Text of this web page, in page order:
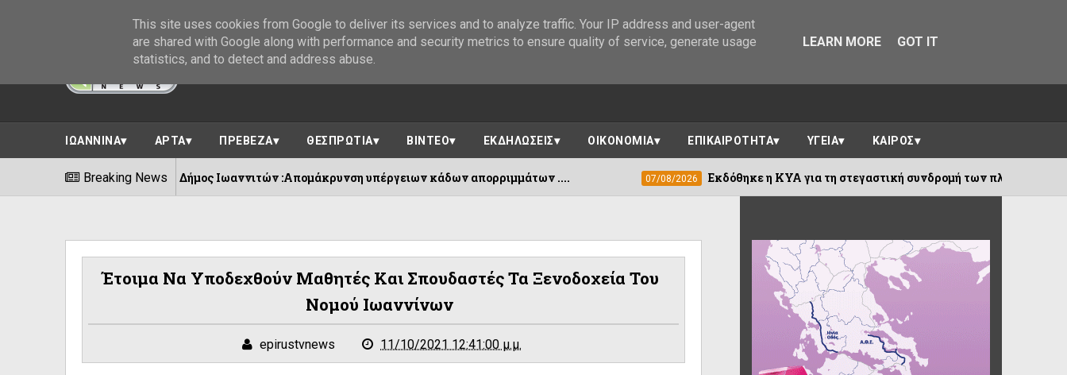
ΙΩΑΝΝΙΝΑ ΑΡΤΑ ΠΡΕΒΕΖΑ ΘΕΣΠΡΩΤΙΑ ΒΙΝΤΕΟ ΕΚΔΗΛΩΣΕΙΣ ΟΙΚΟΝΟΜΙΑ ΕΠΙΚΑΙΡΟΤΗΤΑ ΥΓΕΙΑ ΚΑΙΡΟΣ
Breaking News
07/08/2026 Δήμος Ιωαννιτών :Απομάκρυνση υπέργειων κάδων απορριμμάτων .... 07/08/2026 Εκδόθηκε η ΚΥΑ για τη στεγαστική συνδρομή των πληγέντων από τον σεισμό
Έτοιμα Να Υποδεχθούν Μαθητές Και Σπουδαστές Τα Ξενοδοχεία Του
Νομού Ιωαννίνων
epirustvnews 11/10/2021 12:41:00 μ.μ.
This site uses cookies from Google to deliver its services and to analyze traffic. Your IP address and user-agent
are shared with Google along with performance and security metrics to ensure quality of service, generate usage
statistics, and to detect and address abuse.
LEARN MORE GOT IT